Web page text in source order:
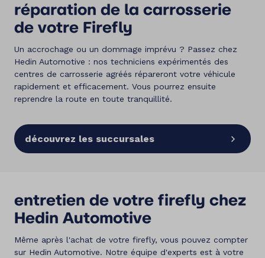
réparation de la carrosserie
de votre Firefly
Un accrochage ou un dommage imprévu ? Passez chez
Hedin Automotive : nos techniciens expérimentés des
centres de carrosserie agréés répareront votre véhicule
rapidement et efficacement. Vous pourrez ensuite
reprendre la route en toute tranquillité.
découvrez les succursales
entretien de votre firefly chez
Hedin Automotive
Même après l'achat de votre firefly, vous pouvez compter
sur Hedin Automotive. Notre équipe d'experts est à votre